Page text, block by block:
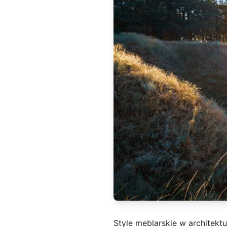
Style meblarskie w